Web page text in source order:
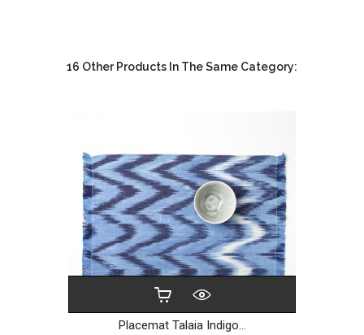
16 Other Products In The Same Category:
Placemat Talaia Indigo...